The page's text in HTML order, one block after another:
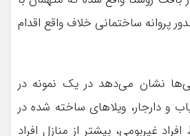
پروانه ساختمانی خلاف واقع اقدام
نشان می‌دهد در یک نمونه در
و دارجار، ویلاهای ساخته شده در
غیربومی، بیشتر از منازل افراد